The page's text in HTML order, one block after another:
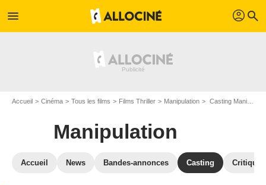
menu profil search
Accueil Cinéma Tous les films Films Thriller Manipulation Casting Manipulation
Manipulation
Accueil News Bandes-annonces Casting